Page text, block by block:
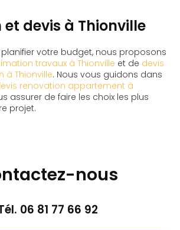
devis à Thionville
votre budget, nous proposons
travaux à Thionville et de devis
à Thionville. Nous vous guidons dans
renovation appartement à
assurer de faire les choix les plus
projet.
nous
06 81 77 66 92